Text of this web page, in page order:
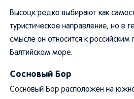
Высоцк редко выбирают как
туристическое направление, но в
смысле он относится к
Балтийском море.
Сосновый Бор
Сосновый Бор расположен на